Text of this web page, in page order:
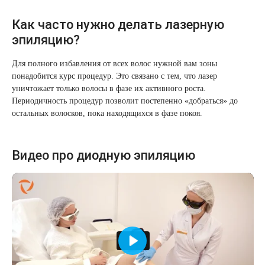
Как часто нужно делать лазерную
эпиляцию?
Для полного избавления от всех волос нужной вам зоны
понадобится курс процедур. Это связано с тем, что лазер
уничтожает только волосы в фазе их активного роста.
Периодичность процедур позволит постепенно «добраться» до
остальных волосков, пока находящихся в фазе покоя.
Видео про диодную эпиляцию
Играть